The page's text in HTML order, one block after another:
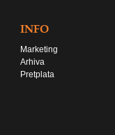
INFO
Marketing
Arhiva
Pretplata